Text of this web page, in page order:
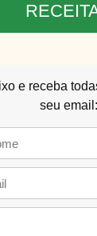
e receba
seu email: